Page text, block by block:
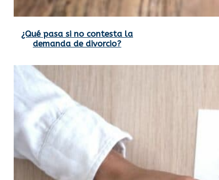
¿Qué pasa si no contesta la
demanda de divorcio?